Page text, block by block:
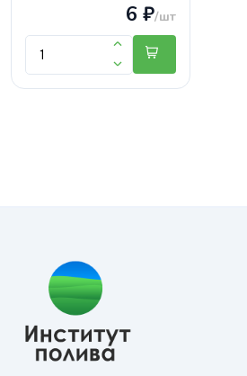
6 ₽/шт